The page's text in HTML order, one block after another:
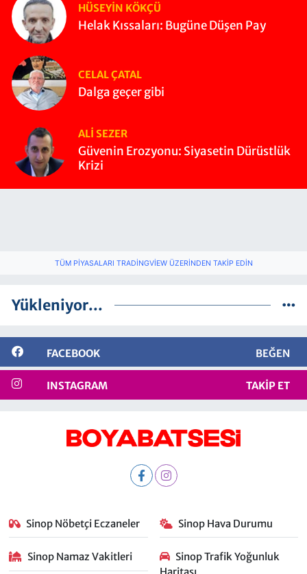
HÜSEYIN KÖKÇÜ
Helak Kıssaları: Bugüne Düşen Pay
CELAL ÇATAL
Dalga geçer gibi
ALI SEZER
Güvenin Erozyonu: Siyasetin Dürüstlük
Krizi
TÜM PIYASALARI TRADINGVIEW ÜZERINDEN TAKIP EDIN
Yükleniyor...
FACEBOOK BEĞEN
INSTAGRAM TAKIP ET
Sinop Nöbetçi Eczaneler Sinop Hava Durumu
Sinop Namaz Vakitleri
Sinop Trafik Yoğunluk